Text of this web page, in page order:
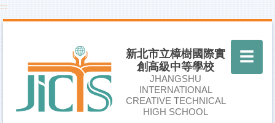
跳
到
:::
☰
新北市立樟樹國際實
創高級中等學校
JHANGSHU
INTERNATIONAL
CREATIVE TECHNICAL
HIGH SCHOOL